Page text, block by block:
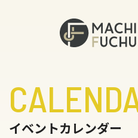
イベントカレンダー